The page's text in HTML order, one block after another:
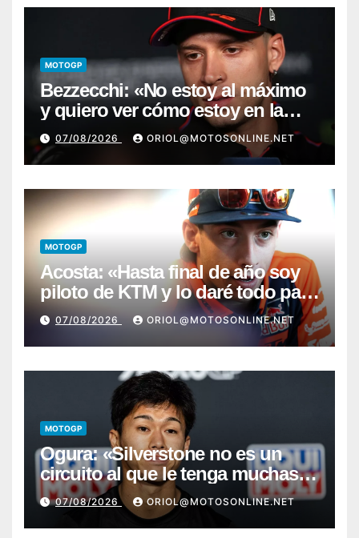
MOTOGP
Bezzecchi: «No estoy al máximo
y quiero ver cómo estoy en la
moto; desde Aragón será una
guerra»
07/08/2026 ORIOL@MOTOSONLINE.NET
MOTOGP
Acosta: «Hasta final de año soy
piloto de KTM y lo daré todo para
conseguir mi primera victoria»
07/08/2026 ORIOL@MOTOSONLINE.NET
MOTOGP
Ogura: «Silverstone no es un
circuito al que le tenga muchas
ganas»
07/08/2026 ORIOL@MOTOSONLINE.NET